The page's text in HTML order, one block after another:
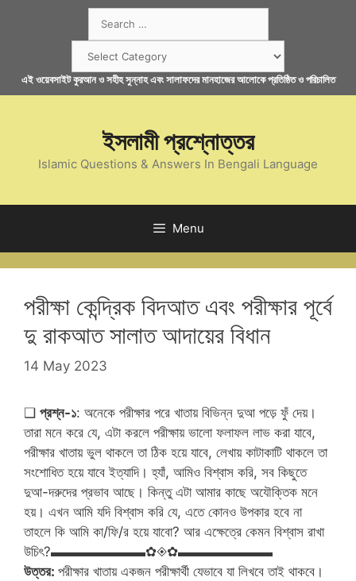
for:
এই ওয়েবসাইট কুরআন ও সহীহ সুন্নাহ এবং সালাফদের মানহাজের আলোকে প্রতিষ্ঠিত ও পরিচালিত
ইসলামী প্রশ্নোত্তর
Islamic Questions & Answers In Bengali Language
Menu
পরীক্ষা কেন্দ্রিক বিদআত এবং পরীক্ষার পূর্বে
দু রাকআত সালাত আদায়ের বিধান
14 May 2023
❑ প্রশ্ন-১: অনেকে পরীক্ষার পরে খাতায় বিভিন্ন দুআ পড়ে ফুঁ দেয়।
তারা মনে করে যে, এটা করলে পরীক্ষায় ভালো ফলাফল লাভ করা যাবে,
পরীক্ষার খাতায় ভুল থাকলে তা ঠিক হয়ে যাবে, লেখায় কাটাকাটি থাকলে তা
সংশোধিত হয়ে যাবে ইত্যাদি। হ্যাঁ, আমিও বিশ্বাস করি, সব কিছুতে
দুআ-দরুদের প্রভাব আছে। কিন্তু এটা আমার কাছে অযৌক্তিক মনে
হয়। এখন আমি যদি বিশ্বাস করি যে, এতে কোনও উপকার হবে না
তাহলে কি আমি কা/ফি/র হয়ে যাবো? আর এক্ষেত্রে কেমন বিশ্বাস রাখা
উচিৎ?▬▬▬▬▬▬▬✿◈✿▬▬▬▬▬▬▬
উত্তর: পরীক্ষার খাতায় একজন পরীক্ষার্থী যেভাবে যা লিখবে তাই থাকবে।